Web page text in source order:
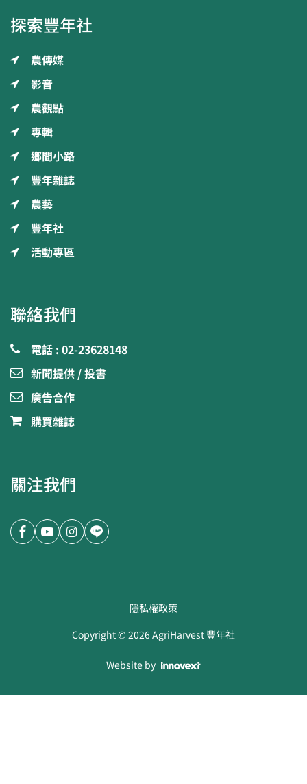
探索豐年社
農傳媒
影音
農觀點
專輯
鄉間小路
豐年雜誌
農藝
豐年社
活動專區
聯絡我們
電話 : 02-23628148
新聞提供 / 投書
廣告合作
購買雜誌
關注我們
隱私權政策
Copyright ©2026AgriHarvest 豐年社
Website by